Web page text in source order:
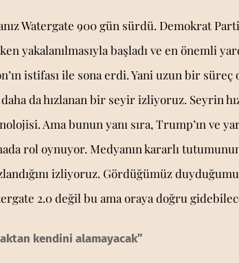
Watergate 900 gün sürdü. Demokrat
yakalanılmasıyla başladı ve en önemli
istifası ile sona erdi. Yani uzun bir süreç
da hızlanan bir seyir izliyoruz. Seyrin
Ama bunun yanı sıra, Trump’ın ve
rol oynuyor. Medyanın kararlı
izliyoruz. Gördüğümüz
2.0 değil bu ama oraya doğru
kendini alamayacak”